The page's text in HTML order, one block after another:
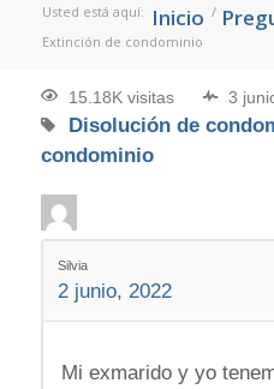
Usted está aquí: Inicio /
Extinción de condominio
15.18K visitas 3
Disolución de
condominio
Silvia
2 junio, 2022
Mi exmarido y yo